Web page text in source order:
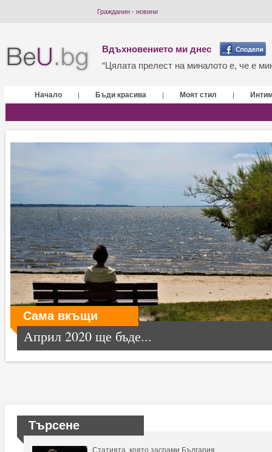
Гражданин - новини
Вдъхновението ми днес
“Цялата прелест на миналото е, че е
Начало | Бъди красива | Моят стил |
Сама вкъщи
Април 2020 ще бъде...
Търсене
Статията, която засрами България